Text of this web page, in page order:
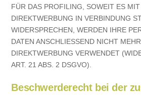
FÜR DAS PROFILING, SOWEIT ES
DIREKTWERBUNG IN VERBINDUNG
WIDERSPRECHEN, WERDEN IHRE
DATEN ANSCHLIESSEND NICHT
DIREKTWERBUNG VERWENDET
ART. 21 ABS. 2 DSGVO).
Beschwerderecht bei der